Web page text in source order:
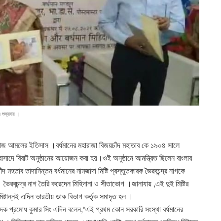
শুক্রবার ।
আমলের ইতিসাস ।বর্ধমানের মহারাজা বিজয়চাঁদ মহাতাব কে ১৯০৪ সালে
বিরাট অনুষ্ঠানের আয়োজন করা হয়।ওই অনুষ্ঠানে আমন্ত্রিত ছিলেন বাংলার
তাদানিন্তন বর্ধমানের নামজাদা মিষ্টি প্রস্তুতকারক ভৈরবচন্দ্র নাগকে
নাগ তৈরি করেদেন মিহিদানা ও সীতাভোগ ।জানাযায় ,এই দুই মিষ্টির
এদিন ভারতীয় ডাক বিভাগ কর্তৃক সমাদৃত হল ।
প্রমোধ কুমার সিং এদিন বলেন,“এই প্রথম কোন সরকারি সংস্থা বর্ধমানের